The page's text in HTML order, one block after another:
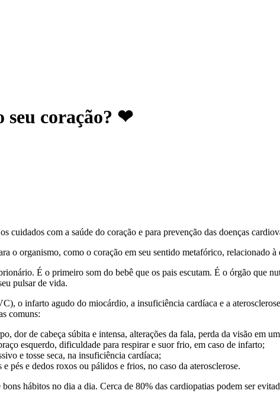
seu coração? ❤
cuidados com a saúde do coração e para prevenção das doenças
o organismo, como o coração em seu sentido metafórico, relacionado à
É o primeiro som do bebê que os pais escutam. É o órgão que
pulsar de vida.
o infarto agudo do miocárdio, a insuficiência cardíaca e a
comuns:
dor de cabeça súbita e intensa, alterações da fala, perda da visão em
esquerdo, dificuldade para respirar e suor frio, em caso de infarto;
e tosse seca, na insuficiência cardíaca;
pés e dedos roxos ou pálidos e frios, no caso da aterosclerose.
hábitos no dia a dia. Cerca de 80% das cardiopatias podem ser